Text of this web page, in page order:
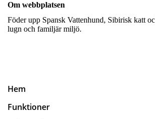
Om webbplatsen
Föder upp Spansk Vattenhund, Sibirisk katt
lugn och familjär miljö.
Hem
Funktioner